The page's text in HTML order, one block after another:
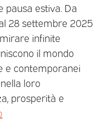
pausa estiva. Da
28 settembre 2025
infinite
il mondo
e contemporanei
loro
prosperità e